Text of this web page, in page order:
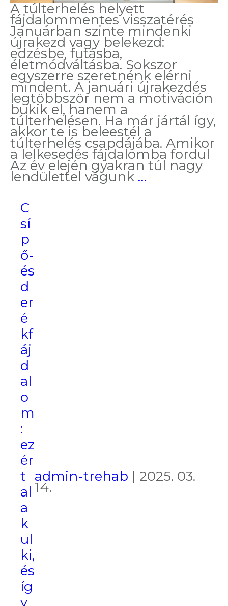
A túlterhelés helyett
fájdalommentes visszatérés
Januárban szinte mindenki
újrakezd vagy belekezd:
edzésbe, futásba,
életmódváltásba. Sokszor
egyszerre szeretnénk elérni
mindent. A januári újrakezdés
legtöbbször nem a motiváción
bukik el, hanem a
túlterhelésen. Ha már jártál így,
akkor te is beleestél a
túlterhelés csapdájába. Amikor
a lelkesedés fájdalomba fordul
Az év elején gyakran túl nagy
lendülettel vágunk …
C
sí
p
ő-
és
d
er
é
kf
áj
d
al
o
m
:
ez
ér
t
al
a
k
ul
ki,
és
íg
y
admin-trehab | 2025. 03.
14.